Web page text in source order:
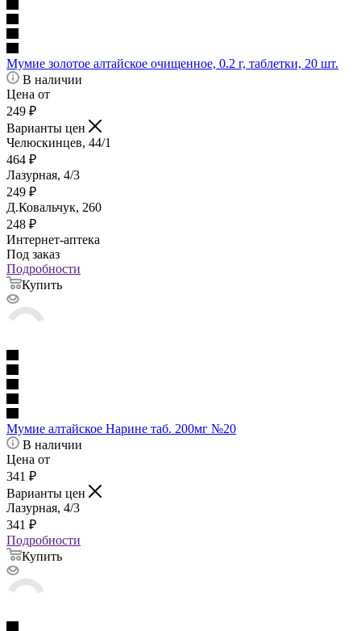
Мумие золотое алтайское очищенное, 0.2 г, таблетки, 20 шт.
В наличии
Цена от
249 ₽
Варианты цен
Челюскинцев, 44/1
464 ₽
Лазурная, 4/3
249 ₽
Д.Ковальчук, 260
248 ₽
Интернет-аптека
Под заказ
Подробности
Купить
Мумие алтайское Нарине таб. 200мг №20
В наличии
Цена от
341 ₽
Варианты цен
Лазурная, 4/3
341 ₽
Подробности
Купить